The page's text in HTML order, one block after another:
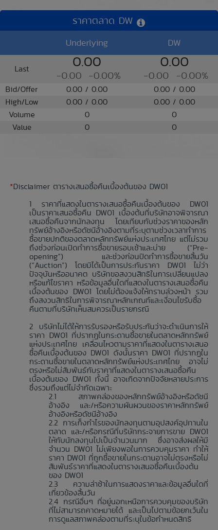
ราคาตลาด DW
Underlying DW
Last 0.00
-0.00 -0.00%
0.00
-0.00 -0.00%
Bid/Offer 0.00 / 0.00
0.00 / 0.00
High/Low
0.00 / 0.00
0.00 / 0.00
Volume
0
0
Value
0 0
*Disclaimer ตารางเสนอซื้อคืนเบื้องต้นของ DW01
ราคาที่แสดงในตารางเสนอซื้อคืนเบื้องต้นของ DW01
เป็นราคาเสนอซื้อคืน DW01 เบื้องต้นที่บริษัทอาจพิจารณา
เสนอซื้อคืนจากนักลงทุน โดยเทียบกับช่วงราคาของหลัก
ทรัพย์อ้างอิงหรือดัชนีอ้างอิงตามที่ระบุตามช่วงเวลาทำการ
ซื้อขายปกติของตลาดหลักทรัพย์แห่งประเทศไทย แต่ไม่รวม
ถึงช่วงก่อนเปิดทำการซื้อขายรอบเช้าและบ่าย (“Pre-
opening”) และช่วงก่อนปิดทำการซื้อขายสิ้นวัน
(“Auction”) โดยมิได้เป็นการประกันราคา DW01 ไม่ว่า
ปัจจุบันหรืออนาคต บริษัทขอสงวนสิทธิในการเปลี่ยนแปลง
หรือแก้ไขราคา หรือข้อมูลอื่นใดที่แสดงในตารางเสนอซื้อคืน
เบื้องต้นของ DW01 โดยไม่ต้องแจ้งให้ทราบล่วงหน้า รวม
ถึงสงวนสิทธิในการพิจารณาหลักเกณฑ์และเงื่อนไขรับซื้อ
คืนตามที่บริษัทเห็นสมควรเป็นรายกรณี
บริษัทไม่ได้ให้การรับรองหรือรับประกันว่าจะดำเนินการให้
ราคา DW01 ที่ปรากฏในกระดานซื้อขายในตลาดหลักทรัพย์
แห่งประเทศไทย เคลื่อนไหวตามราคาที่แสดงในตารางเสนอ
ซื้อคืนเบื้องต้นของ DW01 ดังนั้นราคา DW01 ที่ปรากฏใน
กระดานซื้อขายในตลาดหลักทรัพย์แห่งประเทศไทย อาจไม่
ตรงหรือไม่สัมพันธ์กับราคาที่แสดงในตารางเสนอซื้อคืน
เบื้องต้นของ DW01 ทั้งนี้ อาจเกิดจากปัจจัยหลายประการ
ซึ่งรวมถึงแต่ไม่จำกัดเฉพาะ
สภาพคล่องของหลักทรัพย์อ้างอิงหรือดัชนี
อ้างอิง และ/หรือความผันผวนของราคาหลักทรัพย์
อ้างอิงหรือดัชนีอ้างอิง
การเก็งกำไรของนักลงทุนตามอุปสงค์อุปทานใน
ตลาด และ/หรือกรณีที่บริษัทกระจายการขาย DW01
ให้กับนักลงทุนไปเป็นจำนวนมาก ซึ่งอาจส่งผลให้มี
จำนวน DW01 ไม่เพียงพอในการควบคุมราคา ทำให้
ราคา DW01 ที่ถูกซื้อขายในกระดานอาจไม่ตรงหรือไม่
สัมพันธ์ราคาที่แสดงในตารางเสนอซื้อคืนเบื้องต้น
ของ DW01
ความล่าช้าในการแสดงราคาและข้อมูลอื่นใดที่
เกี่ยวข้องสิ้นวัน
กรณีอื่นๆ ที่อยู่นอกเหนือการควบคุมของบริษัท
ที่ไม่สามารถคาดหมายได้ และเป็นไปตามข้อยกเว้นใน
การดูแลสภาพคล่องตามที่ระบุในข้อกำหนดสิทธิ